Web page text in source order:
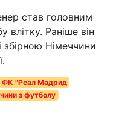
став головним
влітку. Раніше він
Німеччини
ФК "Реал Мадрид
з футболу